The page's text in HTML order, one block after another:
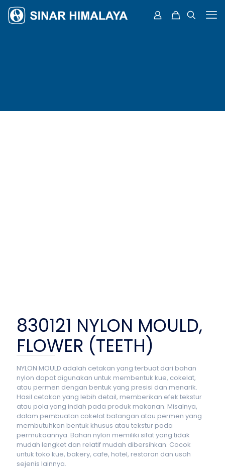
830121 NYLON MOULD,
FLOWER (TEETH)
NYLON MOULD adalah cetakan yang terbuat dari bahan
nylon dapat digunakan untuk membentuk kue, cokelat,
atau permen dengan bentuk yang presisi dan menarik.
Hasil cetakan yang lebih detail, memberikan efek tekstur
atau pola yang indah pada produk makanan. Misalnya,
dalam pembuatan cokelat batangan atau permen yang
membutuhkan bentuk khusus atau tekstur pada
permukaannya. Bahan nylon memiliki sifat yang tidak
mudah lengket dan relatif mudah dibersihkan. Cocok
untuk toko kue, bakery, cafe, hotel, restoran dan usah
sejenis lainnya.